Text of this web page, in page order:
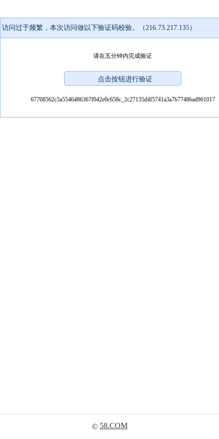
访问过于频繁，本次访问做以下验证码校验。（216.73.217.135）
请在五分钟内完成验证
67708562c5a5546486367f042e0c658c_2c27135d4f5741a3a7b7748bad961017
© 58.COM